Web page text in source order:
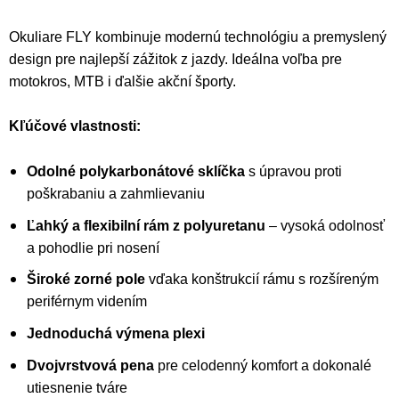
Okuliare FLY kombinuje modernú technológiu a premyslený
design pre najlepší zážitok z jazdy. Ideálna voľba pre
motokros, MTB i ďalšie akční športy.
Kľúčové vlastnosti:
Odolné polykarbonátové sklíčka s úpravou proti
poškrabaniu a zahmlievaniu
Ľahký a flexibilní rám z polyuretanu – vysoká odolnosť
a pohodlie pri nosení
Široké zorné pole vďaka konštrukcií rámu s rozšíreným
periférnym videním
Jednoduchá výmena plexi
Dvojvrstvová pena pre celodenný komfort a dokonalé
utiesnenie tváre